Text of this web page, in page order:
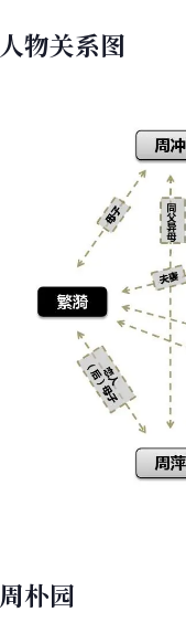
人物关系图
周朴园